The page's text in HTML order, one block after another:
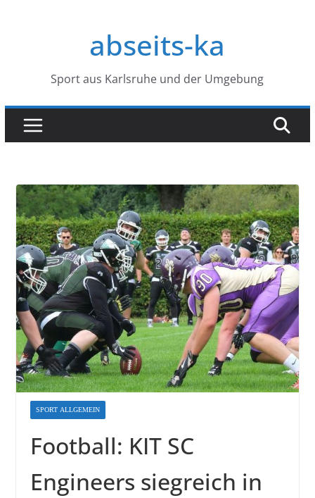
abseits-ka
Sport aus Karlsruhe und der Umgebung
SPORT ALLGEMEIN
Football: KIT SC
Engineers siegreich in